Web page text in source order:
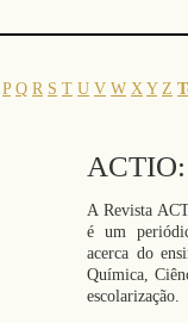
P Q R S T U V W X Y Z
ACTIO:
A Revista
é um
acerca do
Química,
escolarização.